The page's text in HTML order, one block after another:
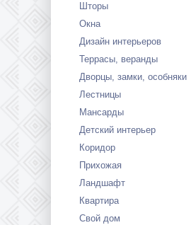
Шторы
Окна
Дизайн интерьеров
Террасы, веранды
Дворцы, замки, особняки
Лестницы
Мансарды
Детский интерьер
Коридор
Прихожая
Ландшафт
Квартира
Свой дом